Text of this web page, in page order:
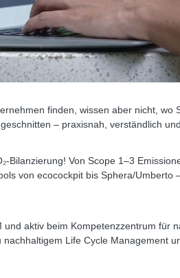
finden, wissen aber nicht, wo
– praxisnah, verständlich
Bilanzierung! Von Scope 1–3
von ecocockpit bis Sphera/Umberto
und aktiv beim Kompetenzzentrum für
Life Cycle Management